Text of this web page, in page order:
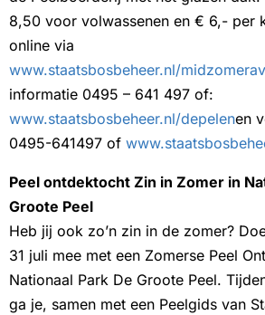
8,50 voor volwassenen en € 6,- per
online via
www.staatsbosbeheer.nl/
informatie 0495 – 641 497 of:
www.staatsbosbeheer.nl/depelenen
0495-641497 of
Peel ontdektocht Zin in Zomer in
Groote Peel
Heb jij ook zo’n zin in de zomer?
31 juli mee met een Zomerse Peel
Nationaal Park De Groote Peel.
ga je, samen met een Peelgids van